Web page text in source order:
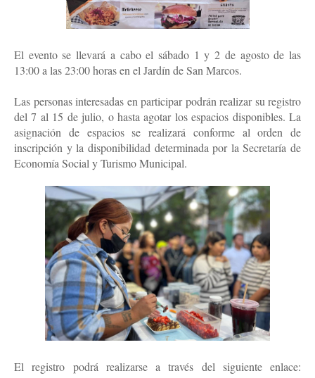
El evento se llevará a cabo el sábado 1 y 2 de agosto de las
13:00 a las 23:00 horas en el Jardín de San Marcos.
Las personas interesadas en participar podrán realizar su registro
del 7 al 15 de julio, o hasta agotar los espacios disponibles. La
asignación de espacios se realizará conforme al orden de
inscripción y la disponibilidad determinada por la Secretaría de
Economía Social y Turismo Municipal.
El registro podrá realizarse a través del siguiente enlace: